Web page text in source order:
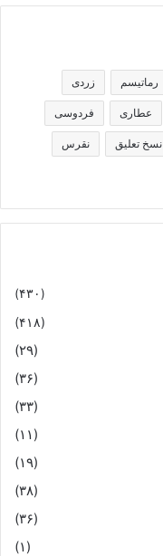
رماتیسم زردی
عطاری فردوسی
نسخ تعلیق نقرس
(۴۳۰)
(۴۱۸)
(۲۹)
(۳۶)
(۳۳)
(۱۱)
(۱۹)
(۳۸)
(۳۶)
(۱)